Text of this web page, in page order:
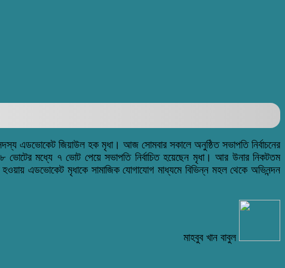
এডভোকেট জিয়াউল হক মৃধা। আজ সোমবার সকালে অনুষ্ঠিত সভাপতি নির্বাচনের
ভোটের মধ্যে ৭ ভোট পেয়ে সভাপতি নির্বাচিত হয়েছেন মৃধা। আর উনার নিকটতম
হওয়ায় এডভোকেট মৃধাকে সামাজিক যোগাযোগ মাধ্যমে বিভিন্ন মহল থেকে অভিনন্দন
মাহবুব খান বাবুল